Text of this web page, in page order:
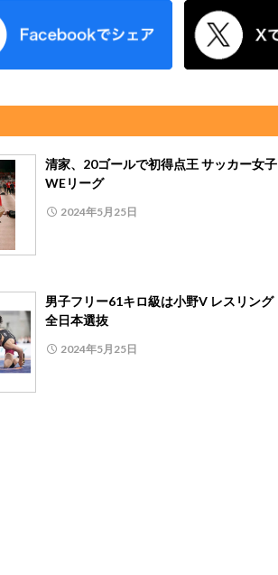
清家、20ゴールで初得点王 サッカー女子
WEリーグ
2024年5月25日
男子フリー61キロ級は小野V レスリング
全日本選抜
2024年5月25日